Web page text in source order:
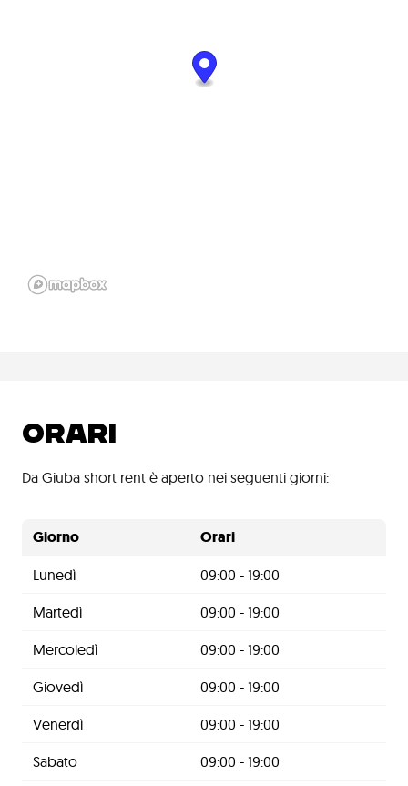
ORARI
Da Giuba short rent è aperto nei seguenti giorni:
Giorno Orari
Lunedì 09:00 - 19:00
Martedì 09:00 - 19:00
Mercoledì 09:00 - 19:00
Giovedì 09:00 - 19:00
Venerdì 09:00 - 19:00
Sabato 09:00 - 19:00